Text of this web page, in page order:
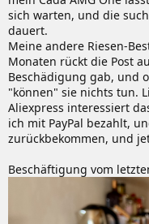
sich warten, und die
dauert.
Meine andere Riesen-
Monaten rückt die Post
Beschädigung gab, und
"können" sie nichts tun.
Aliexpress interessiert
ich mit PayPal bezahlt,
zurückbekommen, und
Beschäftigung vom